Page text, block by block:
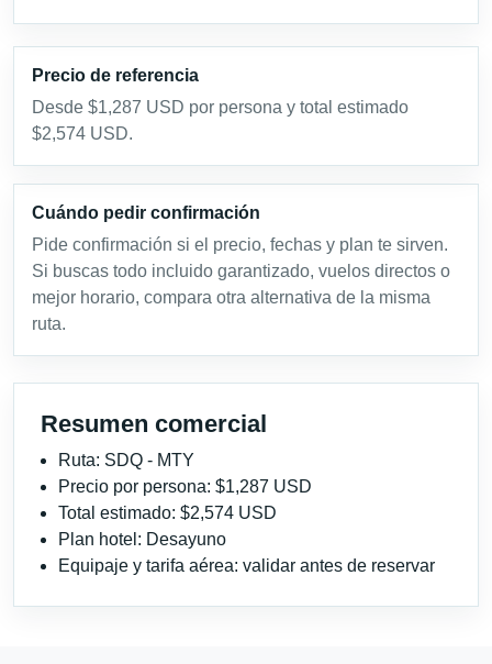
Precio de referencia
Desde $1,287 USD por persona y total estimado
$2,574 USD.
Cuándo pedir confirmación
Pide confirmación si el precio, fechas y plan te sirven.
Si buscas todo incluido garantizado, vuelos directos o
mejor horario, compara otra alternativa de la misma
ruta.
Resumen comercial
Ruta: SDQ - MTY
Precio por persona: $1,287 USD
Total estimado: $2,574 USD
Plan hotel: Desayuno
Equipaje y tarifa aérea: validar antes de reservar